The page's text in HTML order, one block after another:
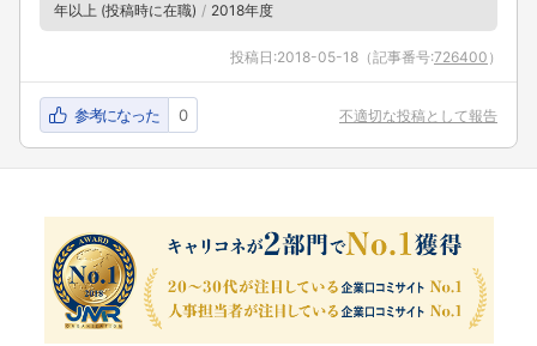
年以上 (投稿時に在職)
2018年度
投稿日:2018-05-18 （記事番号:726400 ）
参考になった 0 不適切な投稿として報告